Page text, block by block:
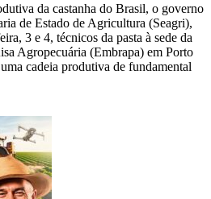
da castanha do Brasil, o governo
de Estado de Agricultura (Seagri),
3 e 4, técnicos da pasta à sede da
Agropecuária (Embrapa) em Porto
cadeia produtiva de fundamental